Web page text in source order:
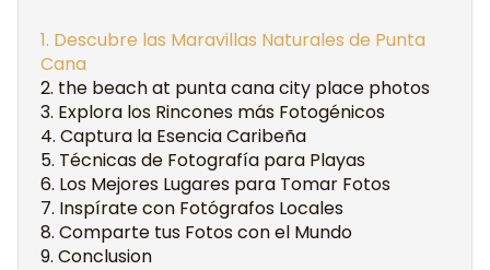
Descubre las Maravillas Naturales de Punta
Cana
the beach at punta cana city place photos
Explora los Rincones más Fotogénicos
Captura la Esencia Caribeña
Técnicas de Fotografía para Playas
Los Mejores Lugares para Tomar Fotos
Inspírate con Fotógrafos Locales
Comparte tus Fotos con el Mundo
Conclusion